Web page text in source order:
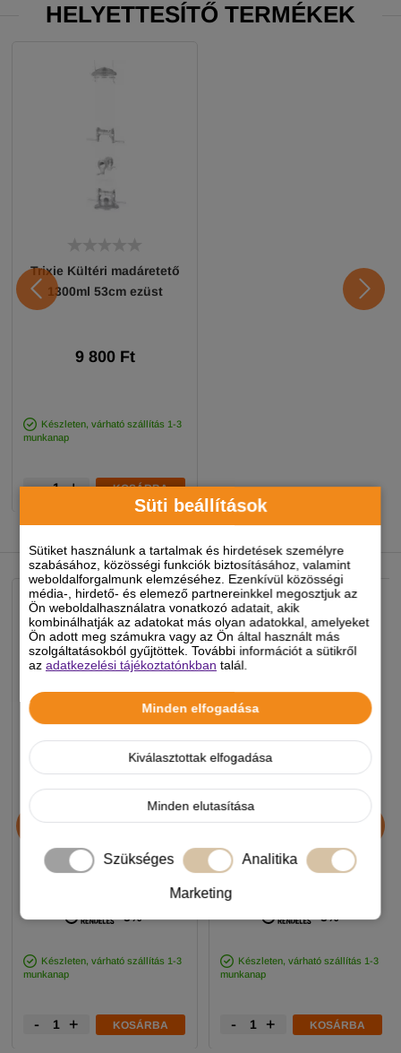
Süti beállítások
Sütiket használunk a tartalmak és hirdetések személyre
szabásához, közösségi funkciók biztosításához, valamint
weboldalforgalmunk elemzéséhez. Ezenkívül közösségi
média-, hirdető- és elemező partnereinkkel megosztjuk az
Ön weboldalhasználatra vonatkozó adatait, akik
kombinálhatják az adatokat más olyan adatokkal, amelyeket
Ön adott meg számukra vagy az Ön által használt más
szolgáltatásokból gyűjtöttek. További információt a sütikről
azadatkezelési tájékoztatónkban talál.
Minden elfogadása
Kiválasztottak elfogadása
Minden elutasítása
Szükséges Analitika
Marketing
HELYETTESÍTŐ TERMÉKEK
Trixie Kültéri madáretető
1300ml 53cm ezüst
9 800 Ft
Készleten, várható szállítás 1-3
munkanap
- + KOSÁRBA
NEKED AJÁNLJUK
Chicopee HNL Protein Bar
-5%
Készleten, várható szállítás 1-3
munkanap
- + KOSÁRBA
Alice Professional Adult
17+1kg
-5%
Készleten, várható szállítás 1-3
munkanap
- + KOSÁRBA